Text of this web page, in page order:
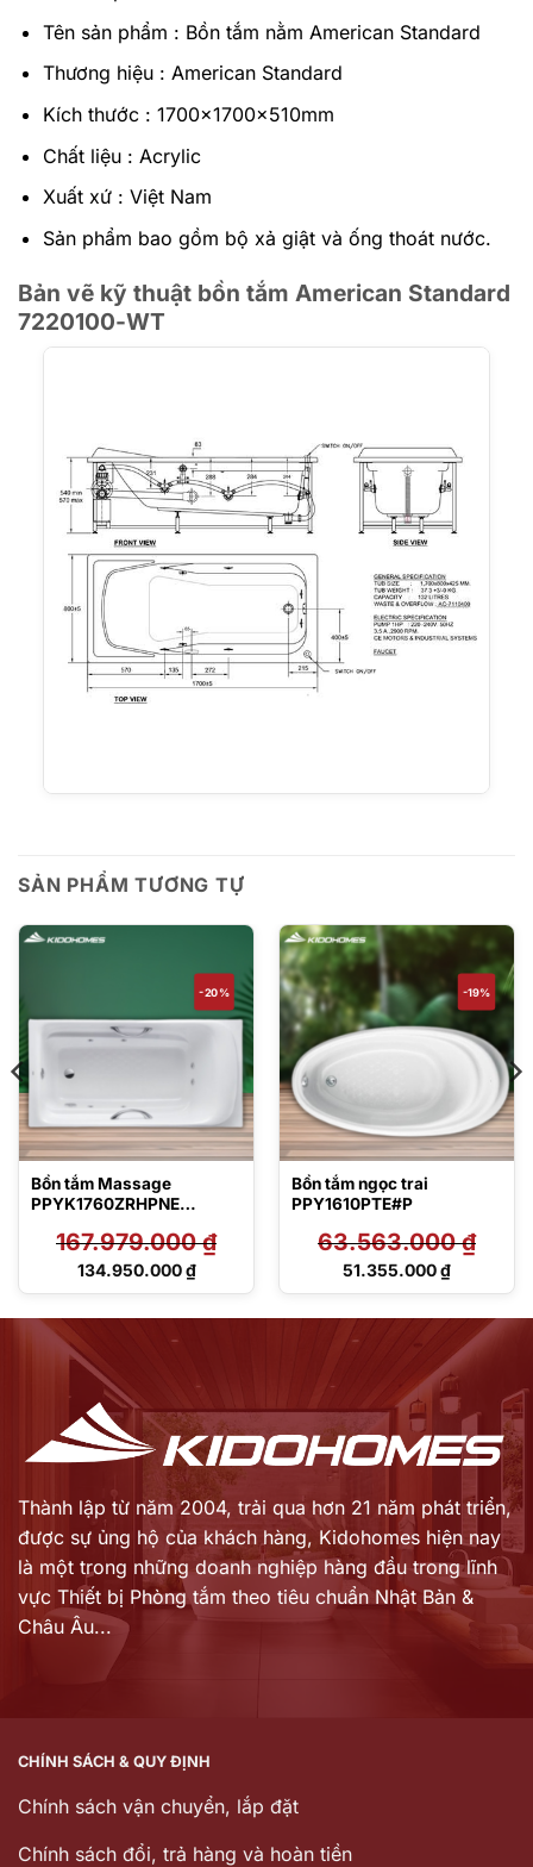
Tên sản phẩm : Bồn tắm nằm American Standard
Thương hiệu : American Standard
Kích thước : 1700x1700x510mm
Chất liệu : Acrylic
Xuất xứ : Việt Nam
Sản phẩm bao gồm bộ xả giật và ống thoát nước.
Bản vẽ kỹ thuật bồn tắm American Standard
7220100-WT
SẢN PHẨM TƯƠNG TỰ
-20%
Bồn tắm Massage
PPYK1760ZRHPNE
167.979.000₫
Giá
134.950.000₫
Giá
-19%
Bồn tắm ngọc trai
PPY1610PTE#P
63.563.000₫
Giá
63.563.000 ₫.
51.355.000₫
Giá
51.355.000 ₫.
Thành lập từ năm 2004, trải qua hơn 21 năm phát triển,
được sự ủng hộ của khách hàng, Kidohomes hiện nay
là một trong những doanh nghiệp hàng đầu trong lĩnh
vực Thiết bị Phòng tắm theo tiêu chuẩn Nhật Bản &
Châu Âu...
CHÍNH SÁCH & QUY ĐỊNH
Chính sách vận chuyển, lắp đặt
Chính sách đổi, trả hàng và hoàn tiền